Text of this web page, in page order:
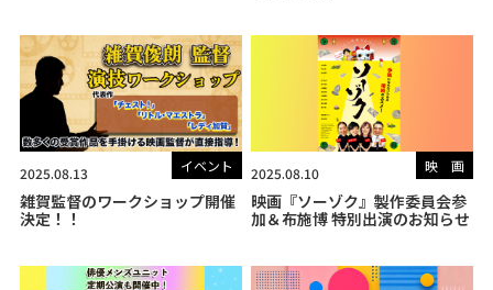
イベント
2025.08.13
雑賀監督のワークショップ開催
決定！！
映 画
2025.08.10
映画『ソーゾク』製作委員会参
加＆布施博 特別出演のお知らせ